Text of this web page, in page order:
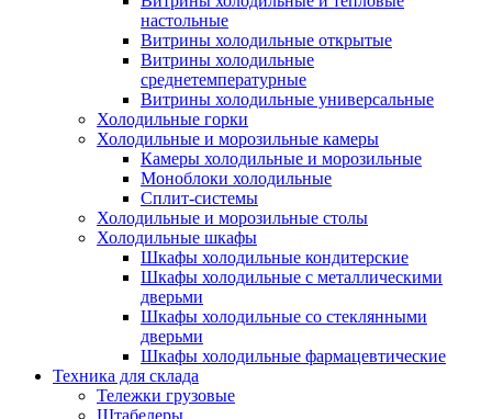
настольные
Витрины холодильные открытые
Витрины холодильные
среднетемпературные
Витрины холодильные универсальные
Холодильные горки
Холодильные и морозильные камеры
Камеры холодильные и морозильные
Моноблоки холодильные
Сплит-системы
Холодильные и морозильные столы
Холодильные шкафы
Шкафы холодильные кондитерские
Шкафы холодильные с металлическими
дверьми
Шкафы холодильные со стеклянными
дверьми
Шкафы холодильные фармацевтические
Техника для склада
Тележки грузовые
Штабелеры